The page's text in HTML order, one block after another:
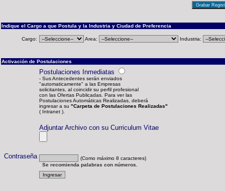
Indique el Cargo a que Postula y la Industria y Ciudad de Preferencia
Cargo: Area: Industria:
Activación de Postulaciones
Postulaciones Inmediatas
- Sus Antecedentes serán enviados
"automaticamente" a las Empresas
solicitantes, al coincidir su perfil profesional
con las Ofertas Publicadas. Para ver las
Postulaciones Automáticas Realizadas, deberá
ingresar a su "Carpeta de Postulaciones Realizadas"
( Intranet ).
Adjuntar Archivo con su Curriculum Vitae
Contraseña
(Como máximo 8 caracteres)
- Se recomienda palabras con números.